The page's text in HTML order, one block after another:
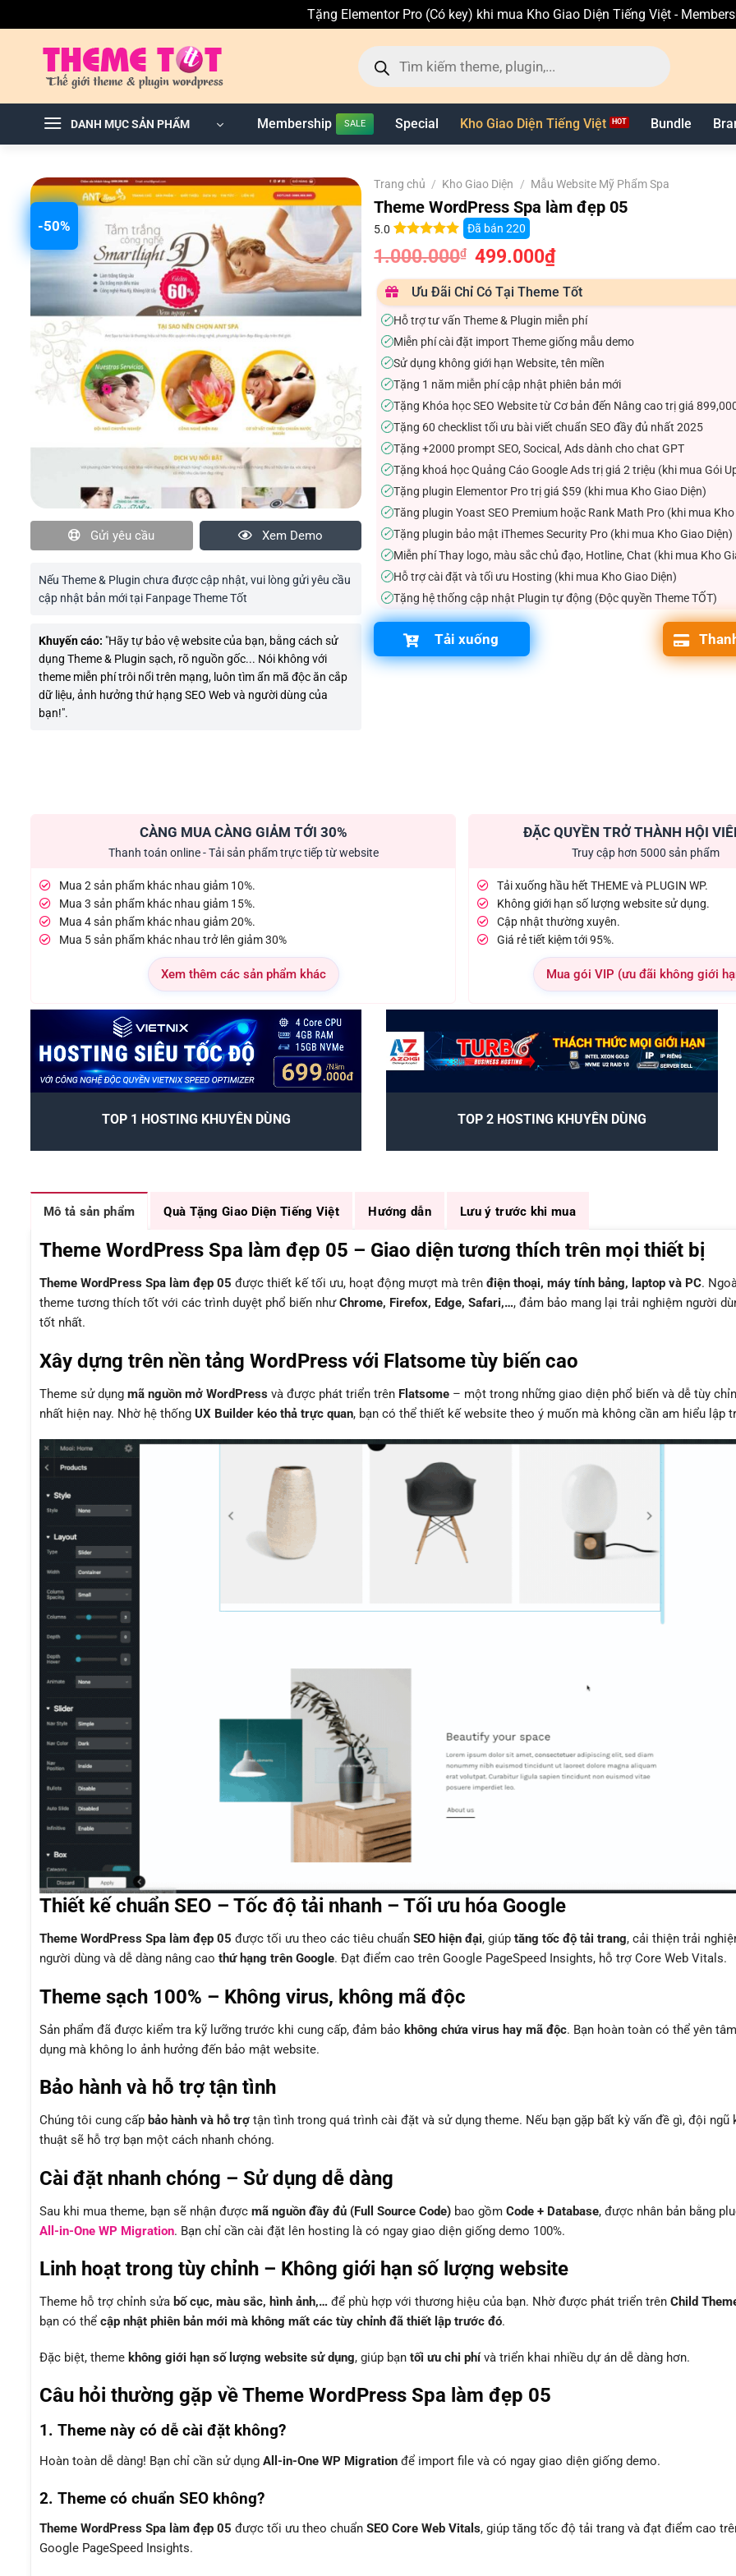
Tặng Elementor Pro (Có key) khi mua Kho Giao Diện Tiếng Việt -
Tìm
kiếm
sản
phẩm
DANH MỤC SẢN PHẨM Membership Special Kho Giao Diện Tiếng Việt Bundle
-50%
Gửi yêu cầu Xem Demo
Nếu Theme & Plugin chưa được cập nhật, vui lòng gửi yêu cầu
cập nhật bản mới tại Fanpage Theme Tốt
Khuyến cáo: "Hãy tự bảo vệ website của bạn, bằng cách sử
dụng Theme & Plugin sạch, rõ nguồn gốc... Nói không với
theme miễn phí trôi nổi trên mạng, luôn tìm ẩn mã độc ăn cắp
dữ liệu, ảnh hưởng thứ hạng SEO Web và người dùng của
bạn!".
Trang chủ / Kho Giao Diện / Mẫu Website Mỹ Phẩm Spa
Theme WordPress Spa làm đẹp 05
5.0
5.0 trên 5
dựa trên
9
Đã bán220
1.000.000₫
Giá
gốc
1.000.000₫.
499.000₫Giá
là:
499.000₫.
Ưu Đãi Chỉ Có Tại Theme Tốt
✓Hỗ trợ tư vấn Theme & Plugin miễn phí
✓Miễn phí cài đặt import Theme giống mẫu demo
✓Sử dụng không giới hạn Website, tên miền
✓Tặng 1 năm miễn phí cập nhật phiên bản mới
✓Tặng Khóa học SEO Website từ Cơ bản đến Nâng cao trị giá
✓Tặng 60 checklist tối ưu bài viết chuẩn SEO đầy đủ nhất 2025
✓Tặng +2000 prompt SEO, Socical, Ads dành cho chat GPT
✓Tặng khoá học Quảng Cáo Google Ads trị giá 2 triệu (khi mua Gói
✓Tặng plugin Elementor Pro trị giá $59 (khi mua Kho Giao Diện)
✓Tăng plugin Yoast SEO Premium hoặc Rank Math Pro (khi mua Kho
✓Tặng plugin bảo mật iThemes Security Pro (khi mua Kho Giao Diện)
✓Miễn phí Thay logo, màu sắc chủ đạo, Hotline, Chat (khi mua Kho
✓Hỗ trợ cài đặt và tối ưu Hosting (khi mua Kho Giao Diện)
✓Tặng hệ thống cập nhật Plugin tự động (Độc quyền Theme TỐT)
Tải xuống
CÀNG MUA CÀNG GIẢM TỚI 30%
Thanh toán online - Tải sản phẩm trực tiếp từ website
Mua 2 sản phẩm khác nhau giảm 10%.
Mua 3 sản phẩm khác nhau giảm 15%.
Mua 4 sản phẩm khác nhau giảm 20%.
Mua 5 sản phẩm khác nhau trở lên giảm 30%
Xem thêm các sản phẩm khác
ĐẶC QUYỀN TRỞ THÀNH HỘI
Truy cập hơn 5000 sản phẩm
Tải xuống hầu hết THEME và PLUGIN WP.
Không giới hạn số lượng website sử dụng.
Cập nhật thường xuyên.
Giá rẻ tiết kiệm tới 95%.
Mua gói VIP (ưu đãi không giới
TOP 1 HOSTING KHUYÊN DÙNG TOP 2 HOSTING KHUYÊN DÙNG
Mô tả sản phẩm Quà Tặng Giao Diện Tiếng Việt Hướng dẫn Lưu ý trước khi mua
Theme WordPress Spa làm đẹp 05 – Giao diện tương thích trên mọi thiết bị
Theme WordPress Spa làm đẹp 05 được thiết kế tối ưu, hoạt động mượt mà trên điện thoại, máy tính bảng, laptop và PC.
theme tương thích tốt với các trình duyệt phổ biến nhưChrome, Firefox, Edge, Safari,…, đảm bảo mang lại trải nghiệm người
tốt nhất.
Xây dựng trên nền tảng WordPress với Flatsome tùy biến cao
Theme sử dụng mã nguồn mở WordPress và được phát triển trên Flatsome – một trong những giao diện phổ biến và dễ tùy
nhất hiện nay. Nhờ hệ thống UX Builder kéo thả trực quan, bạn có thể thiết kế website theo ý muốn mà không cần am hiểu lập
Thiết kế chuẩn SEO – Tốc độ tải nhanh – Tối ưu hóa Google
Theme WordPress Spa làm đẹp 05 được tối ưu theo các tiêu chuẩn SEO hiện đại, giúp tăng tốc độ tải trang, cải thiện trải
người dùng và dễ dàng nâng cao thứ hạng trên Google. Đạt điểm cao trên Google PageSpeed Insights, hỗ trợ Core Web Vitals.
Theme sạch 100% – Không virus, không mã độc
Sản phẩm đã được kiểm tra kỹ lưỡng trước khi cung cấp, đảm bảo không chứa virus hay mã độc. Bạn hoàn toàn có thể yên
dụng mà không lo ảnh hưởng đến bảo mật website.
Bảo hành và hỗ trợ tận tình
Chúng tôi cung cấp bảo hành và hỗ trợ tận tình trong quá trình cài đặt và sử dụng theme. Nếu bạn gặp bất kỳ vấn đề gì, đội ngũ
thuật sẽ hỗ trợ bạn một cách nhanh chóng.
Cài đặt nhanh chóng – Sử dụng dễ dàng
Sau khi mua theme, bạn sẽ nhận được mã nguồn đầy đủ (Full Source Code) bao gồm Code + Database, được nhân bản bằng
All-in-One WP Migration. Bạn chỉ cần cài đặt lên hosting là có ngay giao diện giống demo 100%.
Linh hoạt trong tùy chỉnh – Không giới hạn số lượng website
Theme hỗ trợ chỉnh sửa bố cục, màu sắc, hình ảnh,… để phù hợp với thương hiệu của bạn. Nhờ được phát triển trên Child
bạn có thể cập nhật phiên bản mới mà không mất các tùy chỉnh đã thiết lập trước đó.
Đặc biệt, theme không giới hạn số lượng website sử dụng, giúp bạn tối ưu chi phívà triển khai nhiều dự án dễ dàng hơn.
Câu hỏi thường gặp về Theme WordPress Spa làm đẹp 05
1. Theme này có dễ cài đặt không?
Hoàn toàn dễ dàng! Bạn chỉ cần sử dụng All-in-One WP Migration để import file và có ngay giao diện giống demo.
2. Theme có chuẩn SEO không?
Theme WordPress Spa làm đẹp 05 được tối ưu theo chuẩn SEO Core Web Vitals, giúp tăng tốc độ tải trang và đạt điểm cao
Google PageSpeed Insights.